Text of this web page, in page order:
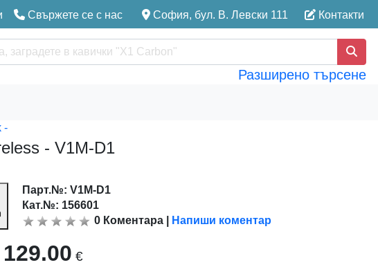
Свържете се с нас София, бул. В. Левски 111 Контакти
Разширено търсене
-
- V1M-D1
Парт.№: V1M-D1
Кат.№: 156601
0 Коментара Напиши коментар
129.00 €